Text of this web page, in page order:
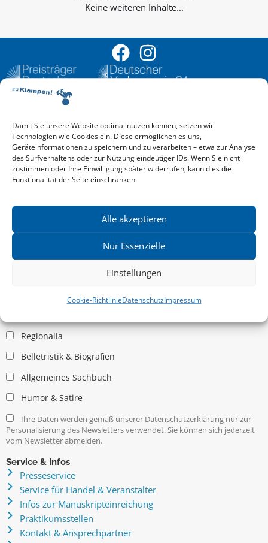
Damit Sie unsere Website optimal nutzen können, setzen wir
Technologien wie Cookies ein. Diese ermöglichen es uns,
Geräteinformationen zu speichern und zu verarbeiten – etwa zur Analyse
des Surfverhaltens oder zur Nutzung eindeutiger IDs. Wenn Sie nicht
zustimmen oder Ihre Einwilligung später widerrufen, kann dies die
Funktionalität der Seite einschränken.
Alle akzeptieren
Nur Essenzielle
Einstellungen
Cookie-RichtlinieDatenschutzImpressum
Keine weiteren Inhalte...
Aktuelle Vorschau
Entdecken Sie das aktuelle zu-Klampen!-Verlagsprogramm.
Hier finden Sie die Verlagsvorschau – einfach direkt online
reinlesen oder herunterladen.
Download: Vorschau zu Klampen! Herbst 2026
Mehr aktuelle Vorschauen ansehen
News zu aktuellen Neuheiten und Nachrichten im zu Klampen!
Verlag – jederzeit wieder abbestellbar.
Kritische Theorie / Philosophie
Regionalia
Belletristik & Biografien
Allgemeines Sachbuch
Humor & Satire
Ihre Daten werden gemäß unserer Datenschutzerklärung nur zur
Personalisierung des Newsletters verwendet. Sie können sich jederzeit
vom Newsletter abmelden.
Service & Infos
Presseservice
Service für Handel & Veranstalter
Infos zur Manuskripteinreichung
Praktikumsstellen
Kontakt & Ansprechpartner